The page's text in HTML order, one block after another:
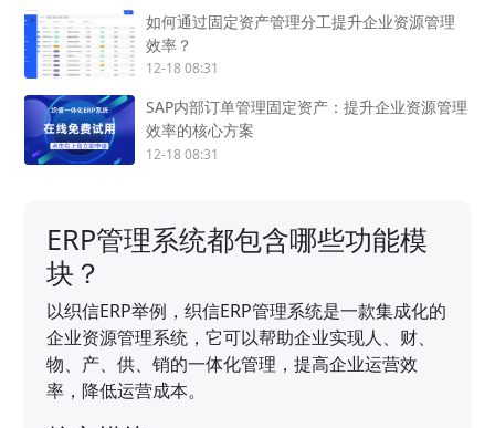
如何通过固定资产管理分工提升企业资源管理
效率？
12-18 08:31
SAP内部订单管理固定资产：提升企业资源管理
效率的核心方案
12-18 08:31
ERP管理系统都包含哪些功能模
块？
以织信ERP举例，织信ERP管理系统是一款集成化的
企业资源管理系统，它可以帮助企业实现人、财、
物、产、供、销的一体化管理，提高企业运营效
率，降低运营成本。